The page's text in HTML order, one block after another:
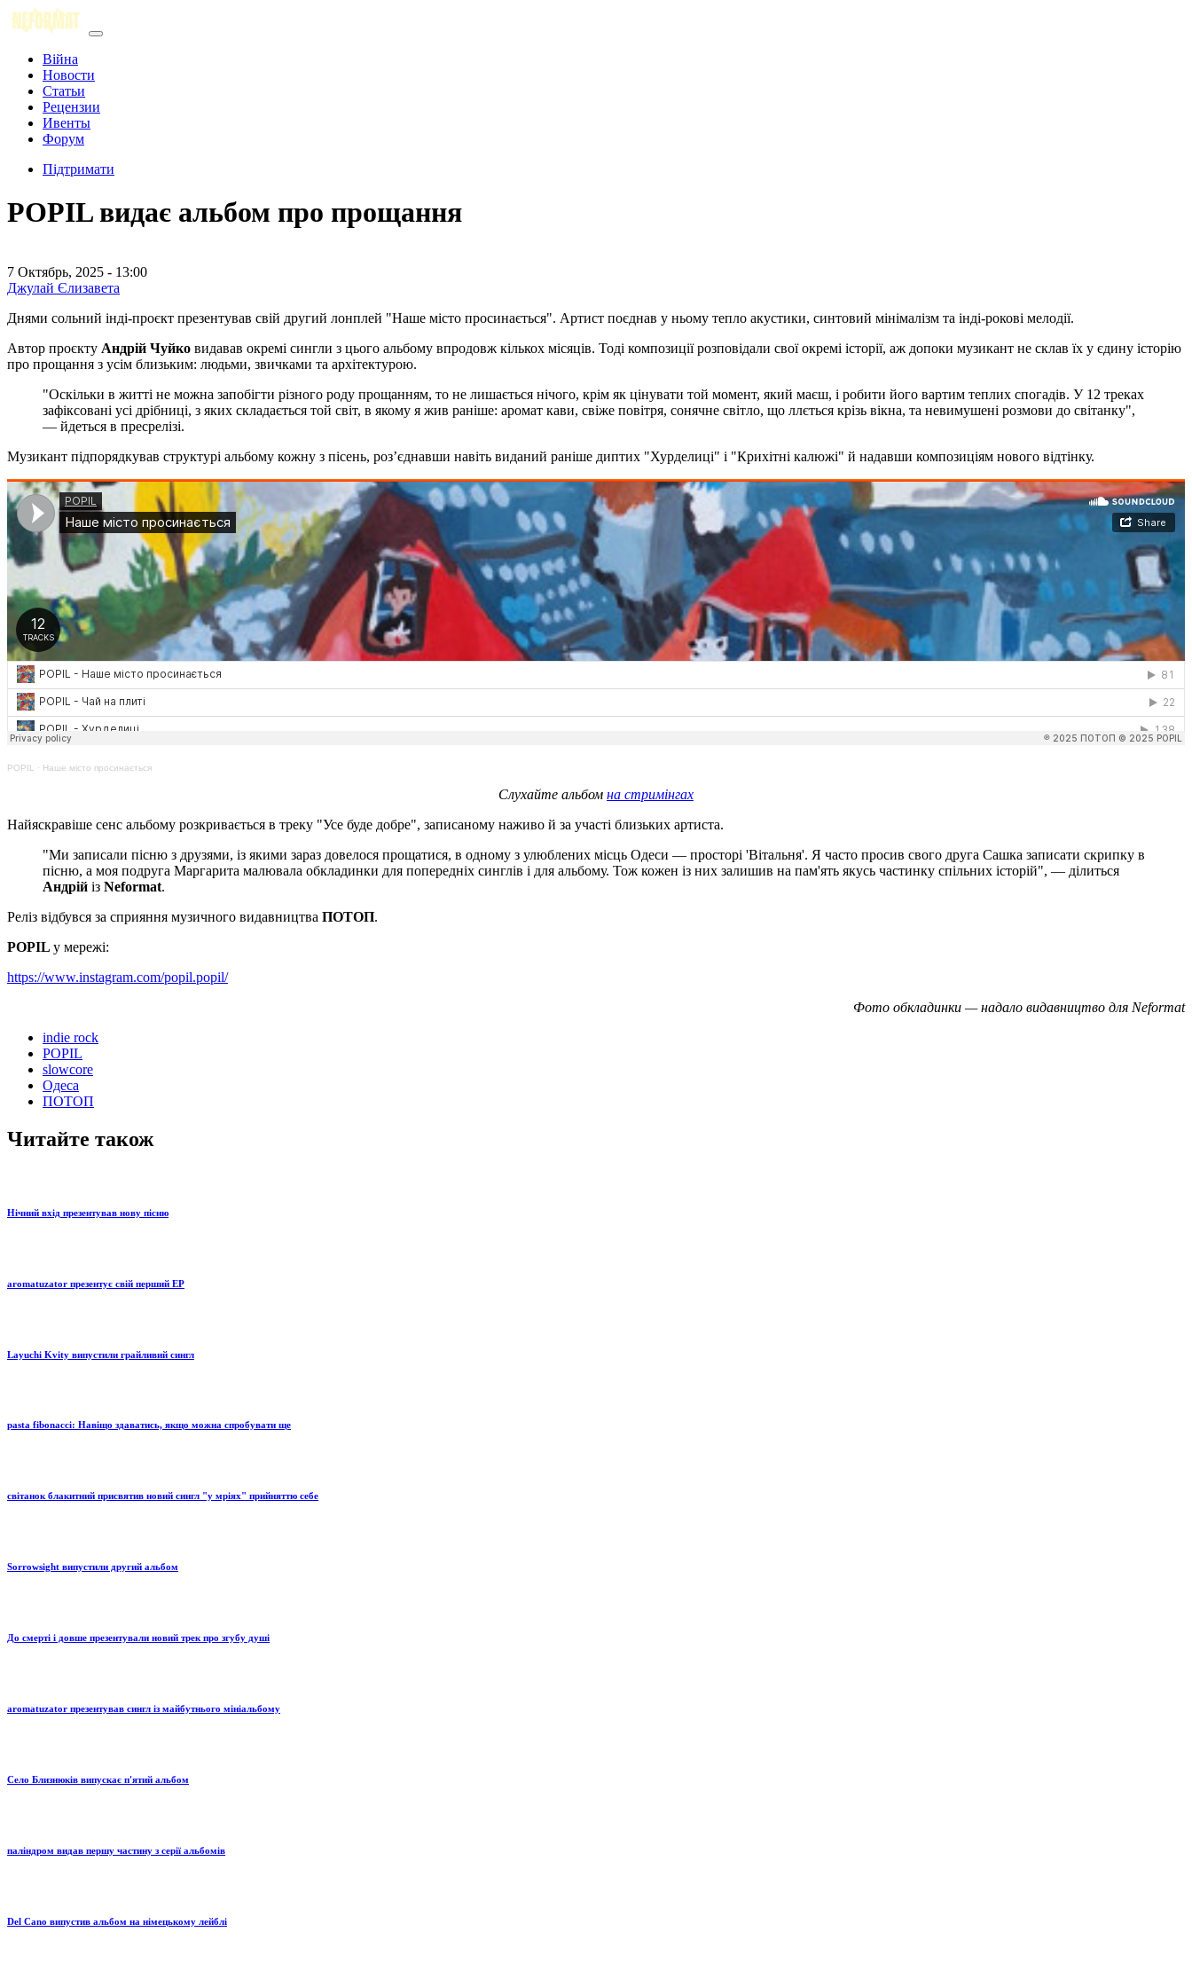
Війна
Новости
Статьи
Рецензии
Ивенты
Форум
Підтримати
POPIL видає альбом про прощання
7 Октябрь, 2025 - 13:00
Джулай Єлизавета
Днями сольний інді-проєкт презентував свій другий лонплей "Наше місто просинається". Артист поєднав у ньому тепло акустики, синтовий мінімалізм та інді-рокові мелодії.
Автор проєкту Андрій Чуйко видавав окремі сингли з цього альбому впродовж кількох місяців. Тоді композиції розповідали свої окремі історії, аж допоки музикант не склав їх у єдину історію
про прощання з усім близьким: людьми, звичками та архітектурою.
"Оскільки в житті не можна запобігти різного роду прощанням, то не лишається нічого, крім як цінувати той момент, який маєш, і робити його вартим теплих спогадів. У 12 треках
зафіксовані усі дрібниці, з яких складається той світ, в якому я жив раніше: аромат кави, свіже повітря, сонячне світло, що ллється крізь вікна, та невимушені розмови до світанку",
— йдеться в пресрелізі.
Музикант підпорядкував структурі альбому кожну з пісень, розʼєднавши навіть виданий раніше диптих "Хурделиці" і "Крихітні калюжі" й надавши композиціям нового відтінку.
POPIL · Наше місто просинається
Слухайте альбом на стримінгах
Найяскравіше сенс альбому розкривається в треку "Усе буде добре", записаному наживо й за участі близьких артиста.
"Ми записали пісню з друзями, із якими зараз довелося прощатися, в одному з улюблених місць Одеси — просторі 'Вітальня'. Я часто просив свого друга Сашка записати скрипку в
пісню, а моя подруга Маргарита малювала обкладинки для попередніх синглів і для альбому. Тож кожен із них залишив на пам'ять якусь частинку спільних історій", — ділиться
Андрій із Neformat.
Реліз відбувся за сприяння музичного видавництва ПОТОП.
POPIL у мережі:
https://www.instagram.com/popil.popil/
Фото обкладинки — надало видавництво для Neformat
indie rock
POPIL
slowcore
Одеса
ПОТОП
Читайте також
Нічний вхід презентував нову пісню
aromatuzator презентує свій перший EP
Layuchi Kvity випустили грайливий сингл
pasta fibonacci: Навіщо здаватись, якщо можна спробувати ще
світанок блакитний присвятив новий сингл "у мріях" прийняттю себе
Sorrowsight випустили другий альбом
До смерті і довше презентували новий трек про згубу душі
aromatuzator презентував сингл із майбутнього мініальбому
Село Близнюків випускає п'ятий альбом
паліндром видав першу частину з серії альбомів
Del Cano випустив альбом на німецькому лейблі